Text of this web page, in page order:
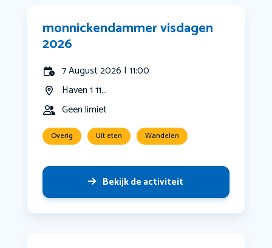
monnickendammer visdagen
2026
7 August 2026 | 11:00
Haven 1 11...
Geen limiet
Overig Uit eten Wandelen
Bekijk de activiteit